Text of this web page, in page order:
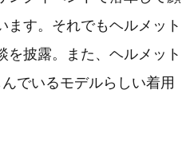
ます。それでもヘルメット
を披露。また、ヘルメット
でいるモデルらしい着用